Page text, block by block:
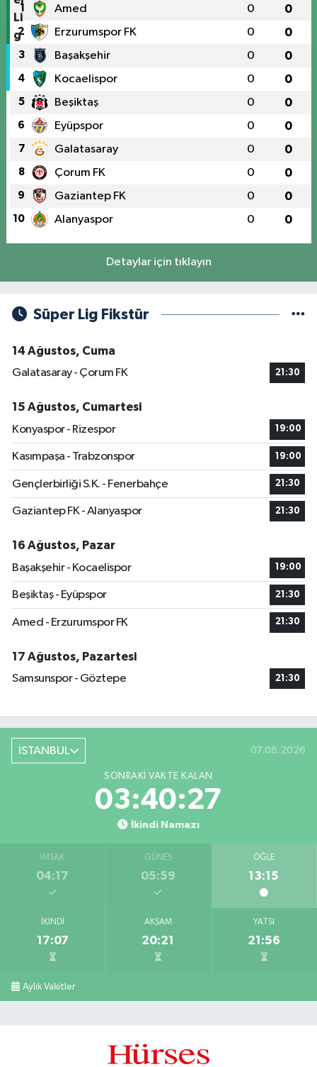
1 Amed 0 0
2 Erzurumspor FK 0 0
3 Başakşehir 0 0
4 Kocaelispor 0 0
5 Beşiktaş 0 0
6 Eyüpspor 0 0
7 Galatasaray 0 0
8 Çorum FK 0 0
9 Gaziantep FK 0 0
10 Alanyaspor 0 0
Detaylar için tıklayın
Süper Lig Fikstür
14 Ağustos, Cuma
Galatasaray - Çorum FK
21:30
15 Ağustos, Cumartesi
Konyaspor - Rizespor
19:00
Kasımpaşa - Trabzonspor 19:00
Gençlerbirliği S.K. - Fenerbahçe 21:30
Gaziantep FK - Alanyaspor 21:30
16 Ağustos, Pazar
Başakşehir - Kocaelispor
19:00
Beşiktaş - Eyüpspor 21:30
Amed - Erzurumspor FK 21:30
17 Ağustos, Pazartesi
Samsunspor - Göztepe
21:30
İSTANBUL 07.08.2026
SONRAKI VAKTE KALAN
03:40:27
İkindi Namazı
İMSAK
04:17
GÜNEŞ
05:59
ÖĞLE
13:15
İKINDI
17:07
AKŞAM
20:21
YATSI
21:56
Aylık Vakitler